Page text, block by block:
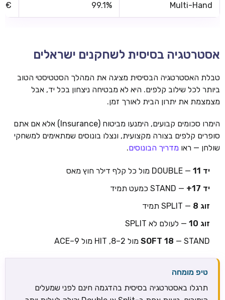
Multi-Hand
99.1%
1€
אסטרטגיה בסיסית לשחקנים ישראלים
טבלת האסטרטגיה הבסיסית מציגה את המהלך הסטטיסטי הטוב
ביותר לכל שילוב קלפים. היא לא מבטיחה ניצחון בכל יד, אבל
מצמצמת את יתרון הבית לאורך זמן.
הימרו סכומים קבועים, הימנעו מביטוח (Insurance) אלא אם אתם
סופרים קלפים בצורה מקצועית, ונצלו בונוסים שמתאימים למשחקי
שולחן — ראו מדריך הבונוסים.
יד 11
— DOUBLE מול כל קלף דילר חוץ מאס
יד 17+
— STAND כמעט תמיד
זוג 8
— SPLIT תמיד
זוג 10
— לעולם לא SPLIT
SOFT 18 — STAND מול 2–8, HIT מול 9–ACE
טיפ מומחה
תרגלו באסטרטגיה בסיסית בהדגמה חינם לפני שמעלים